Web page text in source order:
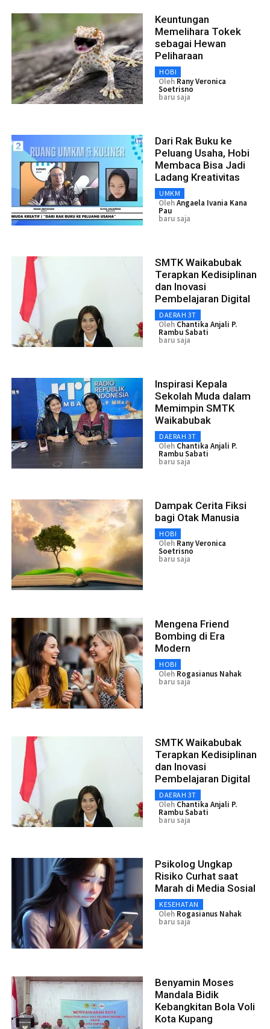
Keuntungan
Memelihara Tokek
sebagai Hewan
Peliharaan
HOBI
Oleh Rany Veronica
Soetrisno
baru saja
Dari Rak Buku ke
Peluang Usaha, Hobi
Membaca Bisa Jadi
Ladang Kreativitas
UMKM
OlehAngaela Ivania Kana
Pau
baru saja
SMTK Waikabubak
Terapkan Kedisiplinan
dan Inovasi
Pembelajaran Digital
DAERAH 3T
Oleh Chantika Anjali P.
Rambu Sabati
baru saja
Inspirasi Kepala
Sekolah Muda dalam
Memimpin SMTK
Waikabubak
DAERAH 3T
Oleh Chantika Anjali P.
Rambu Sabati
baru saja
Dampak Cerita Fiksi
bagi Otak Manusia
HOBI
Oleh Rany Veronica
Soetrisno
baru saja
Mengena Friend
Bombing di Era
Modern
HOBI
Oleh Rogasianus Nahak
baru saja
SMTK Waikabubak
Terapkan Kedisiplinan
dan Inovasi
Pembelajaran Digital
DAERAH 3T
Oleh Chantika Anjali P.
Rambu Sabati
baru saja
Psikolog Ungkap
Risiko Curhat saat
Marah di Media Sosial
KESEHATAN
Oleh Rogasianus Nahak
baru saja
Benyamin Moses
Mandala Bidik
Kebangkitan Bola Voli
Kota Kupang